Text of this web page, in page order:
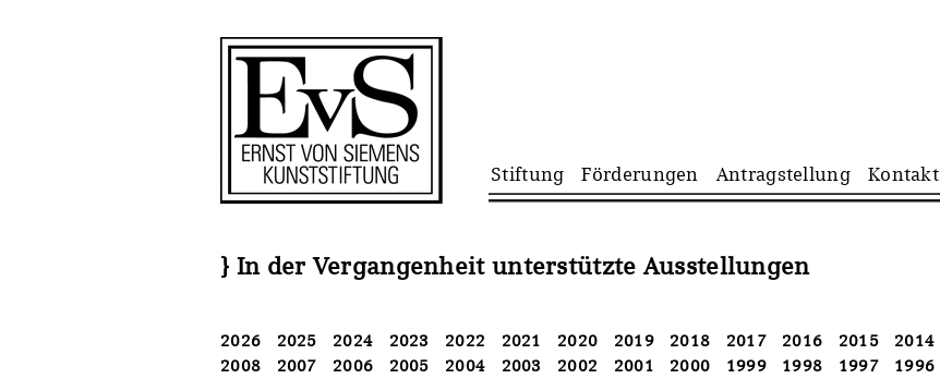
Navigation
überspringen
Stiftung Förderungen Antragstellung Kontakt
} In der Vergangenheit unterstützte Ausstellungen
2026 2025 2024 2023 2022 2021 2020 2019 2018 2017 2016 2015 2014
2008
2007 2006 2005 2004 2003 2002 2001 2000 1999 1998 1997 1996